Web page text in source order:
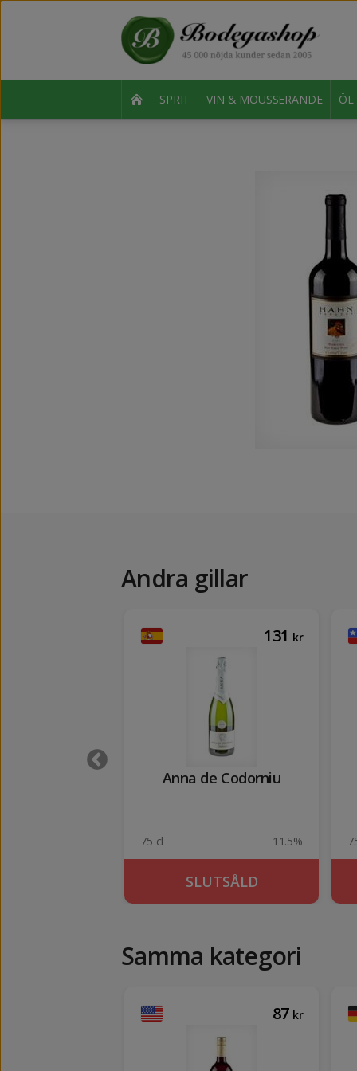
SPRIT VIN & MOUSSERANDE ÖL
Andra gillar
131 kr
Anna de Codorniu
75 cl 11.5%
SLUTSÅLD
Samma kategori
87 kr